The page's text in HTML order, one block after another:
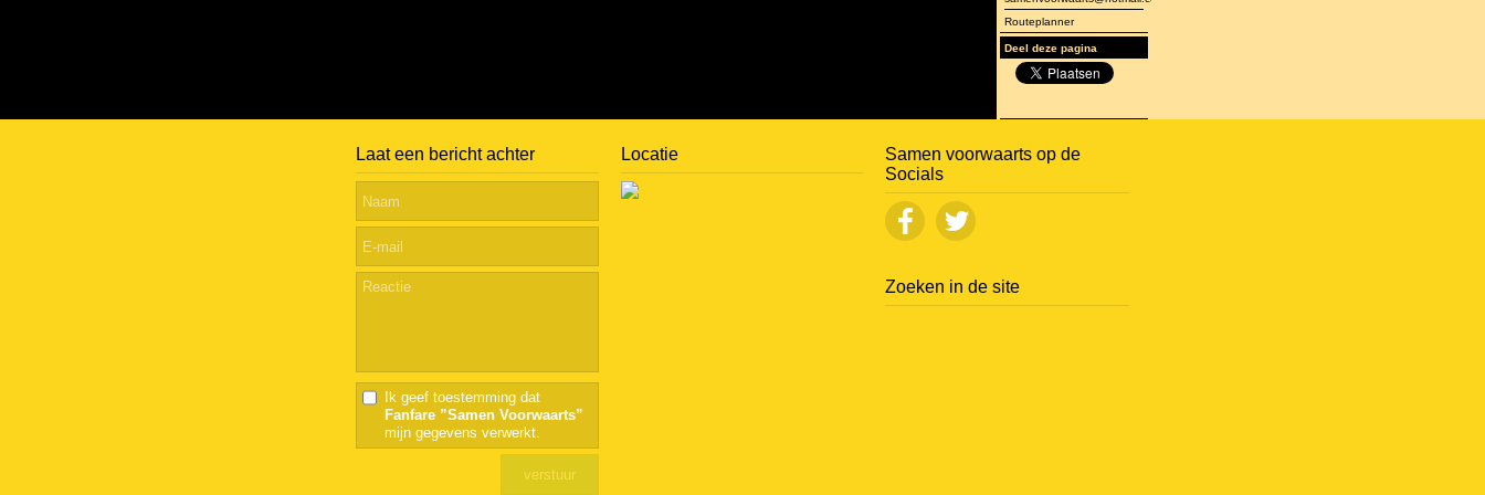
Routeplanner
Deel deze pagina
Laat een bericht achter
Ik geef toestemming dat
Fanfare ”Samen Voorwaarts”
mijn gegevens verwerkt.
Locatie
Samen voorwaarts op de
Socials
Zoeken in de site